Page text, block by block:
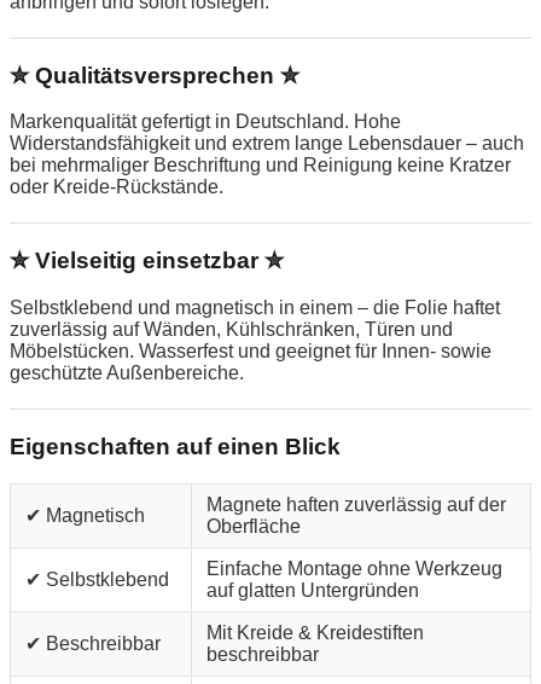
✮ Qualitätsversprechen ✮
Markenqualität gefertigt in Deutschland. Hohe
Widerstandsfähigkeit und extrem lange Lebensdauer – auch
bei mehrmaliger Beschriftung und Reinigung keine Kratzer
oder Kreide-Rückstände.
✮ Vielseitig einsetzbar ✮
Selbstklebend und magnetisch in einem – die Folie haftet
zuverlässig auf Wänden, Kühlschränken, Türen und
Möbelstücken. Wasserfest und geeignet für Innen- sowie
geschützte Außenbereiche.
Eigenschaften auf einen Blick
✔ Magnetisch
Magnete haften zuverlässig auf der
Oberfläche
✔ Selbstklebend
Einfache Montage ohne Werkzeug
auf glatten Untergründen
✔ Beschreibbar
Mit Kreide & Kreidestiften
beschreibbar